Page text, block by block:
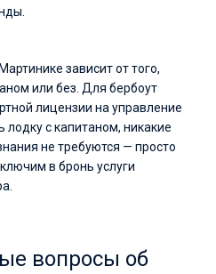
зависит от того,
или без. Для бербоут
лицензии на управление
лодку с капитаном, никакие
не требуются — просто
в бронь услуги
вопросы об